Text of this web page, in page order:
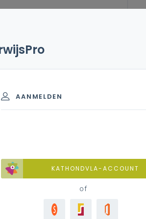
- gevolgen
AANMELDEN
KATHONDVLA-ACCOUNT
of